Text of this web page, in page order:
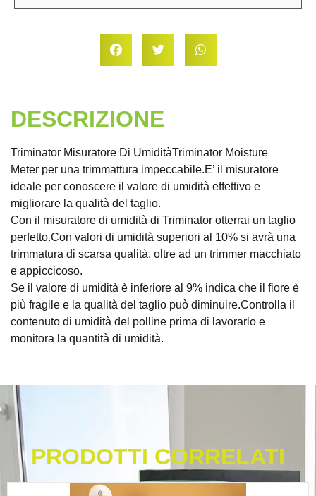
DESCRIZIONE
Triminator Misuratore Di UmiditàTriminator Moisture
Meter per una trimmattura impeccabile.E’ il misuratore
ideale per conoscere il valore di umidità effettivo e
migliorare la qualità del taglio.
Con il misuratore di umidità di Triminator otterrai un taglio
perfetto.Con valori di umidità superiori al 10% si avrà una
trimmatura di scarsa qualità, oltre ad un trimmer macchiato
e appiccicoso.
Se il valore di umidità è inferiore al 9% indica che il fiore è
più fragile e la qualità del taglio può diminuire.Controlla il
contenuto di umidità del polline prima di lavorarlo e
monitora la quantità di umidità.
PRODOTTI CORRELATI